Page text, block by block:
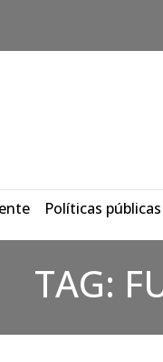
Políticas públicas
TAG: